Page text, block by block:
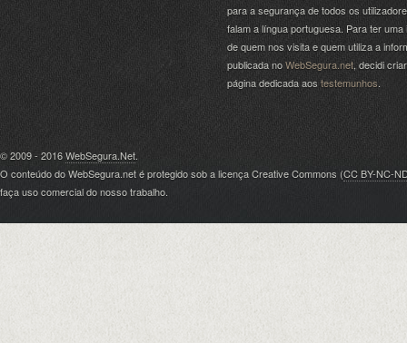
para a segurança de todos os
falam a língua portuguesa. Para ter uma
de quem nos visita e quem utiliza a
publicada noWebSegura.net , decidi
página dedicada aos testemunhos
© 2009 - 2016WebSegura.Net.
O conteúdo do WebSegura.net é protegido sob a licença Creative Commons (CC BY-NC-
faça uso comercial do nosso trabalho.